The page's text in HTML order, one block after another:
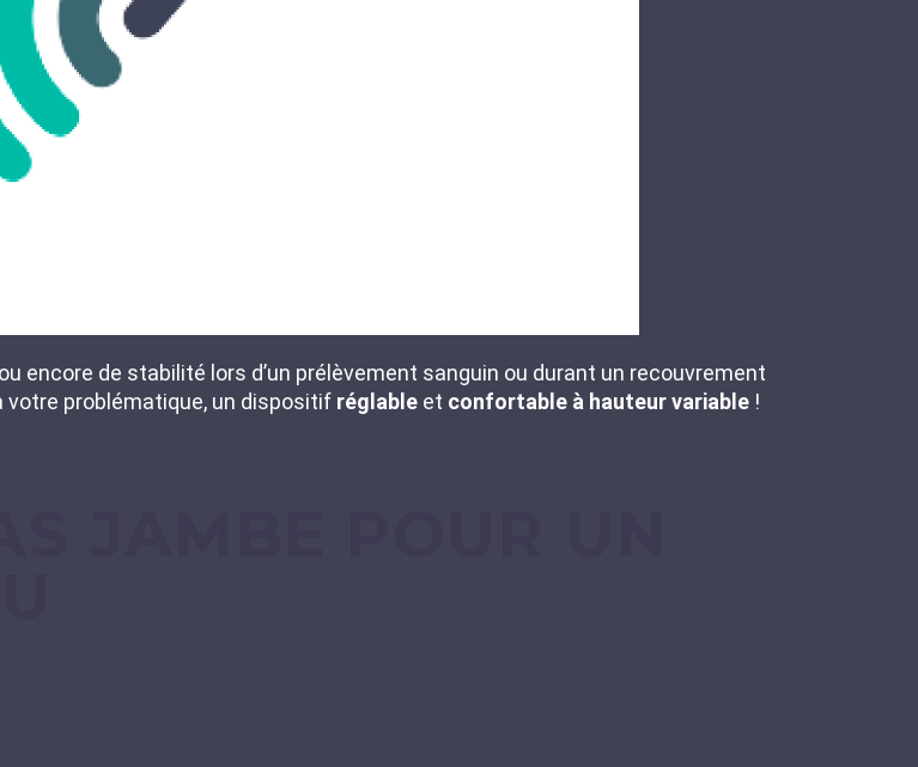
encore de stabilité lors d’un prélèvement sanguin ou durant un recouvrement
votre problématique, un dispositif réglable et confortable à hauteur variable !